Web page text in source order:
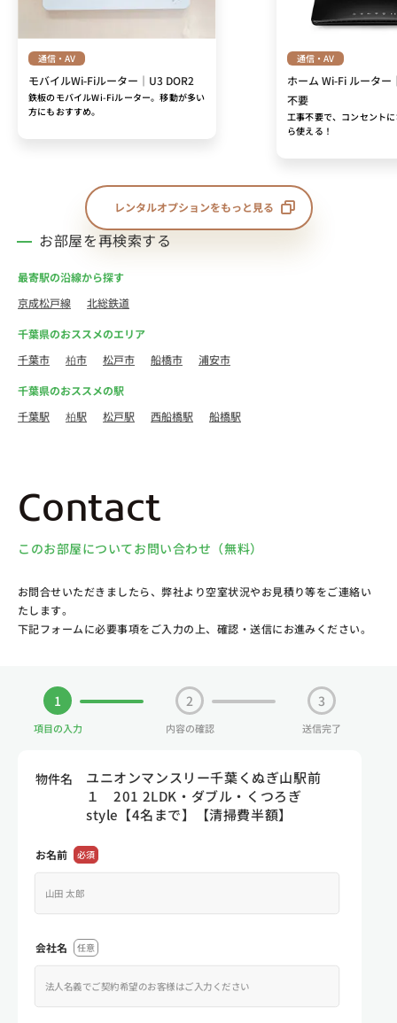
通信・AV
モバイルWi-Fiルーター｜U3 DOR2
鉄板のモバイルWi-Fiルーター。移動が多い
方にもおすすめ。
通信・AV
ホーム Wi-Fi ルータ
不要
工事不要で、コンセント
ら使える！
レンタルオプションをもっと見る
お部屋を再検索する
最寄駅の沿線から探す
京成松戸線
北総鉄道
千葉県のおススメのエリア
千葉市
柏市 松戸市 船橋市 浦安市
千葉県のおススメの駅
千葉駅
柏駅 松戸駅 西船橋駅 船橋駅
Contact
このお部屋についてお問い合わせ（無料）
お問合せいただきましたら、弊社より空室状況やお見積り等をご連絡い
たします。
下記フォームに必要事項をご入力の上、確認・送信にお進みください。
1
項目の入力
2
内容の確認
3
送信完了
物件名
ユニオンマンスリー千葉くぬぎ山駅前
１ 201 2LDK・ダブル・くつろぎ
style【4名まで】【清掃費半額】
お名前 必須
会社名 任意